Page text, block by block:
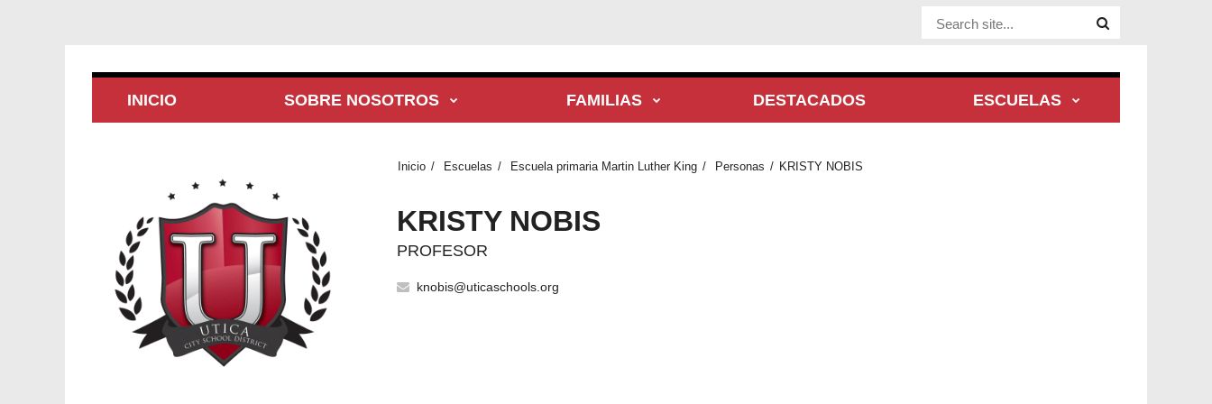
Website Site
INICIO SOBRE NOSOTROS FAMILIAS DESTACADOS ESCUELAS
Inicio Escuelas Escuela primaria Martin Luther King Personas KRISTY NOBIS
KRISTY NOBIS
PROFESOR
knobis@uticaschools.org